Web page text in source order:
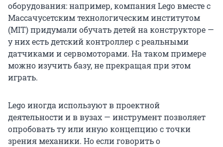
оборудования: например, компания Lego вместе с
Массачусетским технологическим институтом
(MIT) придумали обучать детей на конструкторе —
у них есть детский контроллер с реальными
датчиками и сервомоторами. На таком примере
можно изучить базу, не прекращая при этом
играть.
Lego иногда используют в проектной
деятельности и в вузах — инструмент позволяет
опробовать ту или иную концепцию с точки
зрения механики. Но если говорить о